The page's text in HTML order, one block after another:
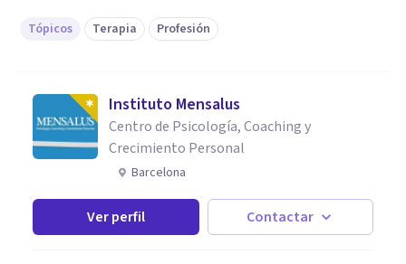
Tópicos Terapia Profesión
Instituto Mensalus
Centro de Psicología, Coaching y
Crecimiento Personal
Barcelona
Ver perfil Contactar